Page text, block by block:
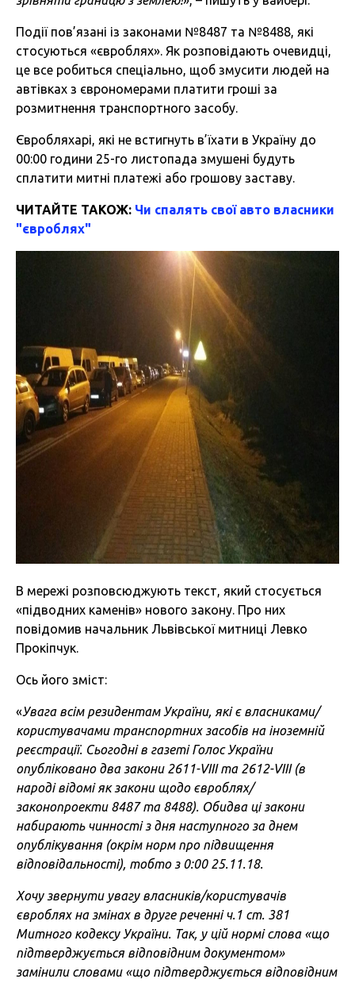
Події пов’язані із законами №8487 та №8488, які
стосуються «євроблях». Як розповідають очевидці,
це все робиться спеціально, щоб змусити людей на
автівках з єврономерами платити гроші за
розмитнення транспортного засобу.
Євробляхарі, які не встигнуть в’їхати в Україну до
00:00 години 25-го листопада змушені будуть
сплатити митні платежі або грошову заставу.
ЧИТАЙТЕ ТАКОЖ: Чи спалять свої авто власники
"євроблях"
В мережі розповсюджують текст, який стосується
«підводних каменів» нового закону. Про них
повідомив начальник Львівської митниці Левко
Прокіпчук.
Ось його зміст:
«Увага всім резидентам України, які є власниками/
користувачами транспортних засобів на іноземній
реєстрації. Сьогодні в газеті Голос України
опубліковано два закони 2611-VIII та 2612-VIII (в
народі відомі як закони щодо євроблях/
законопроекти 8487 та 8488). Обидва ці закони
набирають чинності з дня наступного за днем
опублікування (окрім норм про підвищення
відповідальності), тобто з 0:00 25.11.18.
Хочу звернути увагу власників/користувачів
євроблях на змінах в друге реченні ч.1 ст. 381
Митного кодексу України. Так, у цій нормі слова «що
підтверджується відповідним документом»
замінили словами «що підтверджується відповідним